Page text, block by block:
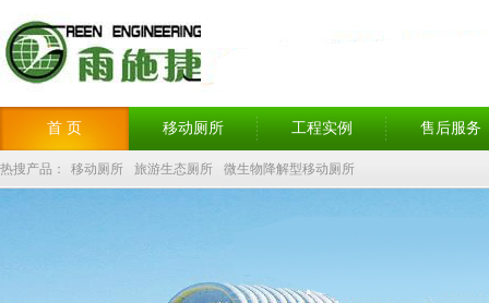
首 页 移动厕所 工程实例 售后服务
热搜产品： 移动厕所 旅游生态厕所 微生物降解型移动厕所